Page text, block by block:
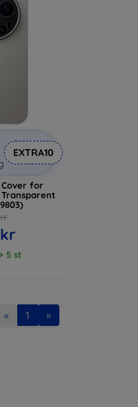
EXTRA10
Cover for
5 st
« 1 »